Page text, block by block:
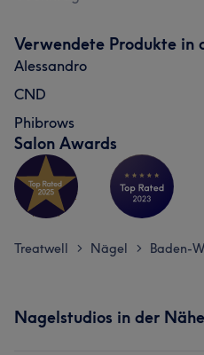
Verwendete Produkte in
Alessandro
CND
Phibrows
Salon Awards
Treatwell > Nägel > Baden-
Nagelstudios in der Nähe